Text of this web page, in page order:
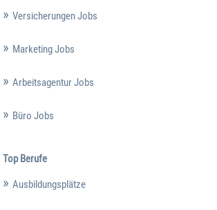
Versicherungen Jobs
Marketing Jobs
Arbeitsagentur Jobs
Büro Jobs
Top Berufe
Ausbildungsplätze